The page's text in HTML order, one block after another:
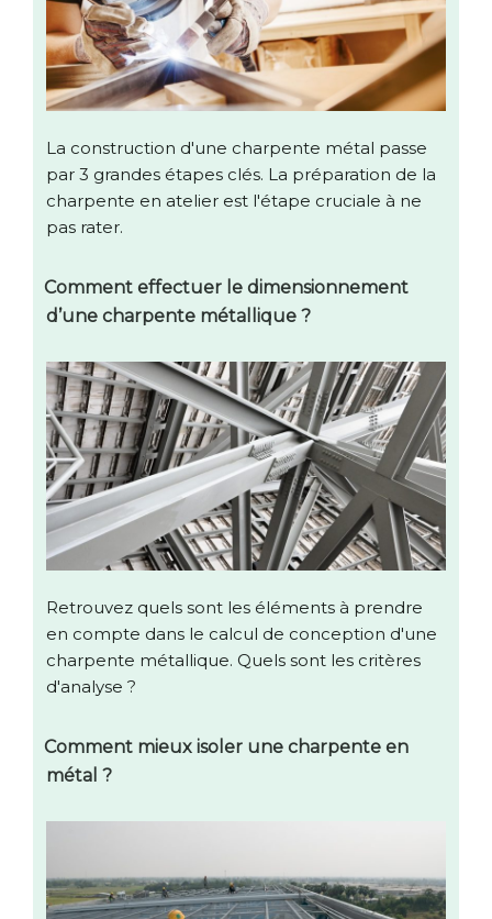
La construction d'une charpente métal passe
par 3 grandes étapes clés. La préparation de la
charpente en atelier est l'étape cruciale à ne
pas rater.
Comment effectuer le dimensionnement
d’une charpente métallique ?
Retrouvez quels sont les éléments à prendre
en compte dans le calcul de conception d'une
charpente métallique. Quels sont les critères
d'analyse ?
Comment mieux isoler une charpente en
métal ?